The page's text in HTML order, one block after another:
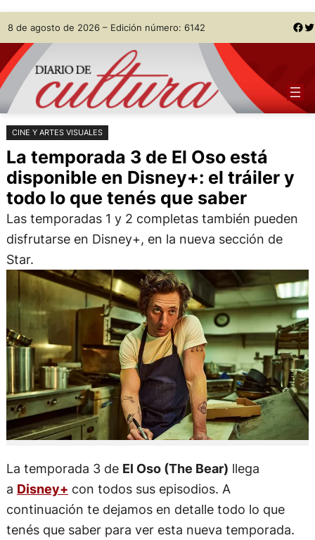
Saltar
al
contenido
Skip
to
content
8 de agosto de 2026 – Edición número: 6142 Facebook Twitter
CINE Y ARTES VISUALES
La temporada 3 de El Oso está
disponible en Disney+: el tráiler y
todo lo que tenés que saber
Las temporadas 1 y 2 completas también pueden
disfrutarse en Disney+, en la nueva sección de
Star.
La temporada 3 de El Oso (The Bear) llega
a Disney+ con todos sus episodios. A
continuación te dejamos en detalle todo lo que
tenés que saber para ver esta nueva temporada.